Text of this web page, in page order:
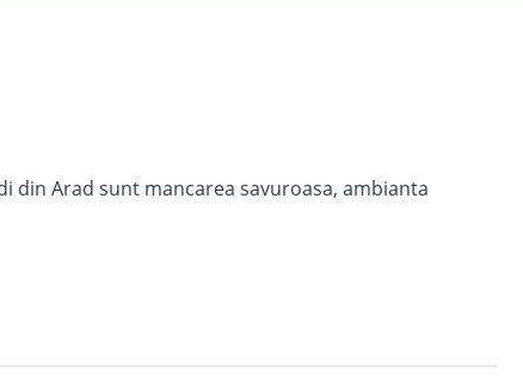
din Arad sunt mancarea savuroasa, ambianta